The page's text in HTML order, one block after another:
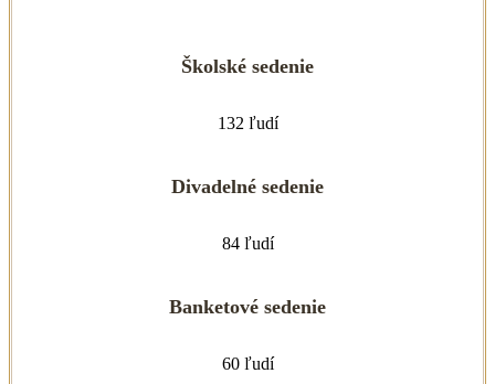
Školské sedenie
132 ľudí
Divadelné sedenie
84 ľudí
Banketové sedenie
60 ľudí